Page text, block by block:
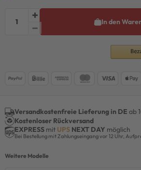
In den
Versandkostenfreie Lieferung in DE ab
Kostenloser Rückversand
EXPRESS mit UPS NEXT DAY möglich
Bei Bestellung mit Zahlungseingang vor 12 Uhr,
Weitere Modelle